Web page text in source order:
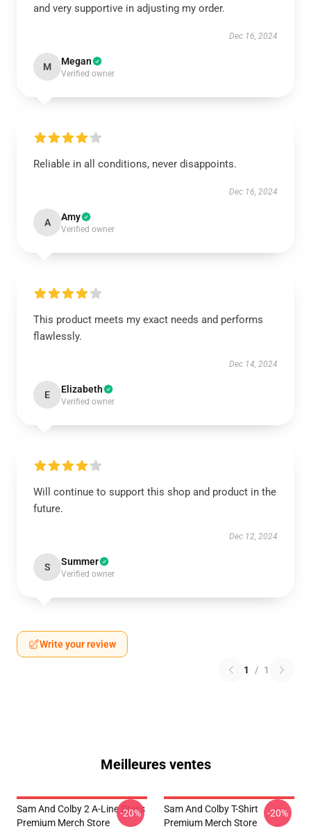
and very supportive in adjusting my order.
Dec 16, 2024
M Megan
Verified owner
Reliable in all conditions, never disappoints.
Dec 16, 2024
A Amy
Verified owner
This product meets my exact needs and performs
flawlessly.
Dec 14, 2024
E Elizabeth
Verified owner
Will continue to support this shop and product in the
future.
Dec 12, 2024
S Summer
Verified owner
Write your review
1 / 1
Meilleures ventes
Sam And Colby 2 A-Line Dress
Premium Merch Store
-20%
Sam And Colby T-Shirt
Premium Merch Store
-20%